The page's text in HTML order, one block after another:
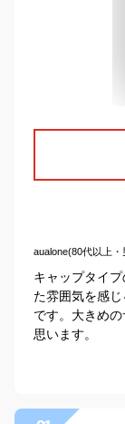
aualone(80代以上・
キャップタイ
た雰囲気を感
です。大きめ
思います。